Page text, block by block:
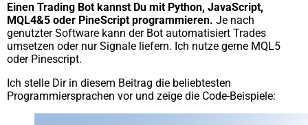
Einen Trading Bot kannst Du mit Python, JavaScript,
MQL4&5 oder PineScript programmieren. Je nach
genutzter Software kann der Bot automatisiert Trades
umsetzen oder nur Signale liefern. Ich nutze gerne MQL5
oder Pinescript.
Ich stelle Dir in diesem Beitrag die beliebtesten
Programmiersprachen vor und zeige die Code-Beispiele: